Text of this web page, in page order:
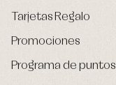
Tarjetas Regalo
Promociones
Programa de puntos